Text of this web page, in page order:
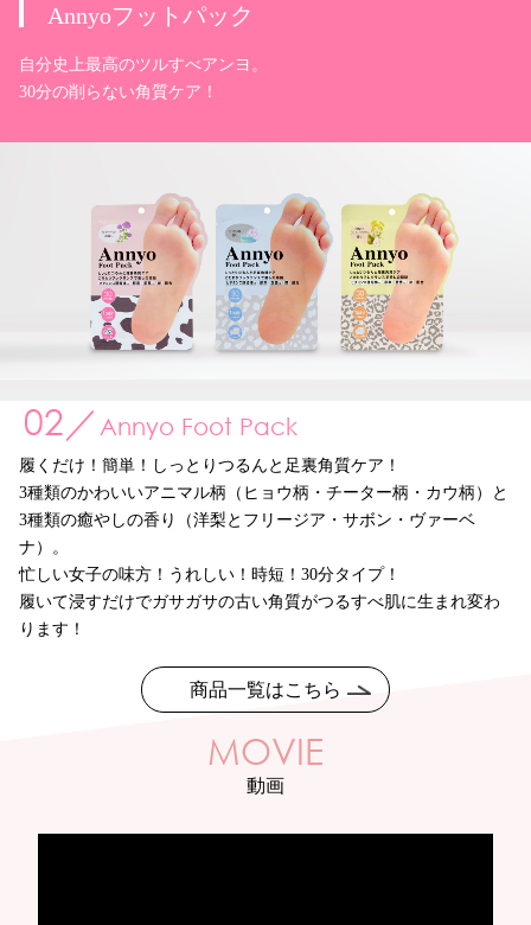
プロポリンスシリーズ
いつでもどこでも口内エステ！
01／Propolinse series
お口の中の汚れや口臭はタンパク質汚れが原因のひとつ。効果の
ヒミツは配合成分が口腔内のタンパク質汚れを絡め取って固めて
出すというもので、汚れが目で見て確認できるから爽快感も格
別。
商品一覧はこちら
Annyoフットパック
自分史上最高のツルすべアンヨ。
30分の削らない角質ケア！
02／ Annyo Foot Pack
履くだけ！簡単！しっとりつるんと足裏角質ケア！
3種類のかわいいアニマル柄（ヒョウ柄・チーター柄・カウ柄）と
3種類の癒やしの香り（洋梨とフリージア・サボン・ヴァーベ
ナ）。
忙しい女子の味方！うれしい！時短！30分タイプ！
履いて浸すだけでガサガサの古い角質がつるすべ肌に生まれ変わ
ります！
商品一覧はこちら
ギュッと！うるおうフルーツリップクリー
アップル・ピーチ・マンゴー・ブルーベリー・
03／ Sanrio Fruits Lipcream
サンリオ人気キャラクターがリップになって登場です！アップ
ル・ピーチ・マンゴー・ブルーベリー・マスカットの5種類のもぎ
たてフルーツの香りです。
キリトリ線入りなので、お友達とのシェアにもおすすめです。ヒ
アルロン酸・ホホバオイル・シアバター・ビタミンE配合で唇をや
さしくケアします。
ⓒ ’24 SANRIO CO., LTD. APPR. NO. L651357
商品一覧はこちら
アルコールハンドジェルシリーズ
保湿成分配合で
やさしく手指を守ります。
04／Alcohol Hand Gel
アルコールで乾燥しがちな手指を、保湿成分でやさしく守るハン
ドジェル。手にすり込むだけの水洗い不要で、速乾タイプだから
さっぱりした使い心地。大容量だからたっぷり使えて経済的。
商品一覧はこちら
P.Aプライベートエリアシートパック
デリケートゾーンを
トータルケアするシートパック。
05／P.A private area sheet pack
弱酸性でお肌にやさしいVIO専用シートパック！デリケートゾー
ンにぴったりフィットする快適形状。くすみ・肌荒れ・保湿・ハ
リ・エイジングケア・ひきしめなどに効果的です。「ナールスゲ
ン」、「安定型ビタミンC誘導体」、「ハス花エキス」、「ティー
ツリー」、「プロポリス」などのデリケートなお肌にうれしい成
分を配合しています。
商品一覧はこちら
自慢のマスク
ピッタリとしたフィット感を実現した
高機能マスク。
06／JIMAN NO MASK
まるでオーダーメイドのようなピッタリとしたフィット感を実現
した高機能マスク。特許取得の「耳ひも調整機能」により頬、顎
などに隙間を作らず、花粉、細菌、ウイルス飛沫など、微粒子の
侵入を大幅カット。さらに頭の後ろで止める「耳ひもフック」の
併用で、装着時の耳の痛みを解消し、長時間でも快適な付け心地
を実感。立体構造だから余裕の空間を確保して、息苦しさを軽減
し呼吸もらくらく。
商品一覧はこちら
メディエアーシリーズ
菌とたたかう。空気を変える。
07／ mediAir series
室内の菌やウイルス、揮発性有機化合物、ダニの糞や死骸、ハウ
スダストなどのアレルゲン物資を捕捉し、抑制する空間除菌清浄
機。アメリカの政府機関をはじめ、世界各国の病院、ホテル、企
業で採用され、日本初上陸となる特許技術「DFS Technology」を
搭載。集塵する微粒子サイズは0.007μmと、HEPAフィルターの40
倍の効率を実現。
ボディドクターシリーズ
骨盤底筋トレーニング（ケーゲル体操）が
EMSの刺激でカンタン&座るだけ！
08／ BODY DOCTOR series
カンタン＆座るだけで骨盤底筋をエクササイズしてくれるEMSケ
ーゲルトレーナー。
効率的に配置された電極ポイントと、特許取得の体にフィットす
る立体構造により、ヒップ周りの筋肉にしっかりアプローチ。
商品一覧はこちら
BBクリーム
これひとつで6役をこなすオールインワン。
メイクしながら肌ケア。
09／BB CREAM
これひとつで「美容液」、「化粧下地」、「ファンデーショ
ン」、「コンシーラー」、「パウダー」の6役をこなすオールイン
ワンBBクリーム。忙しい朝もメイクしながら肌ケアできる時短コ
スメ。SPF 21 PA++で生活紫外線をカット。
商品一覧はこちら
湯治場めぐり入浴剤シリーズ
ご自宅にいながら、温泉めぐり気分が味わえる
薬用タイプの入浴剤シリーズ。
10／Tohjiba Tour Bath Salt Series
ご自宅にいながら、温泉めぐり気分が味わえる薬用タイプの入浴
剤シリーズ。「羅臼の湯（北海道）」「黒湯の湯（秋田）」「切
明の湯（長野）」「四万の湯（群馬）」「海潮の湯（島根）」
「明礬の湯（大分）」と、北海道から九州まで厳選した温泉地を
イメージ。
MOVIE
動画